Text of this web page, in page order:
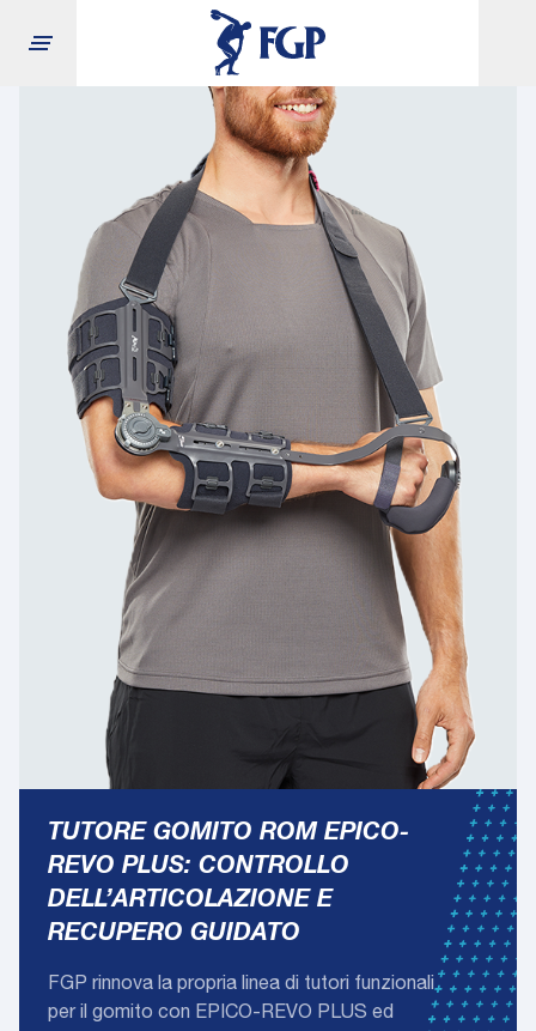
TUTORE GOMITO ROM EPICO-
REVO PLUS: CONTROLLO
DELL’ARTICOLAZIONE E
RECUPERO GUIDATO
FGP rinnova la propria linea di tutori funzionali
per il gomito con EPICO-REVO PLUS ed